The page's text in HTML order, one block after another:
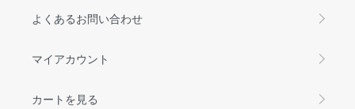
よくあるお問い合わせ
マイアカウント
カートを見る